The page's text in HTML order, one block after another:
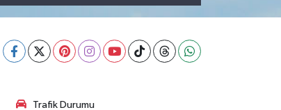
Trafik Durumu